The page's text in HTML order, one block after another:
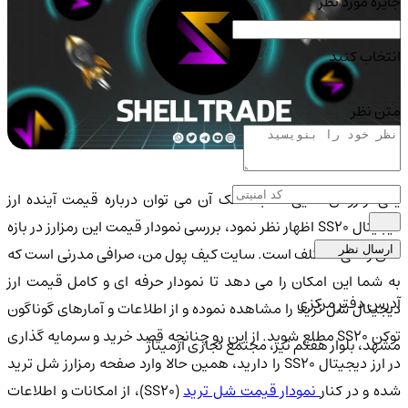
یکی از روش هایی که به کمک آن می توان درباره قیمت آینده ارز
دیجیتال SS20 اظهار نظر نمود، بررسی نمودار قیمت این رمزارز در بازه
های زمانی مختلف است. سایت کیف پول من، صرافی مدرنی است که
به شما این امکان را می دهد تا نمودار حرفه ای و کامل قیمت ارز
دیجیتال شل ترید را مشاهده نموده و از اطلاعات و آمارهای گوناگون
توکن SS20 مطلع شوید. از این رو چنانچه قصد خرید و سرمایه گذاری
در ارز دیجیتال SS20 را دارید، همین حالا وارد صفحه رمزارز شل ترید
شده و در کنارنمودار قیمت شل ترید
(SS20)، از امکانات و اطلاعات
انتخاب کنید
متن نظر
ارسال نظر
آدرس دفتر مرکزی
مشهد، بلوار هفتم تیر، مجتمع تجاری آرمیتاژ